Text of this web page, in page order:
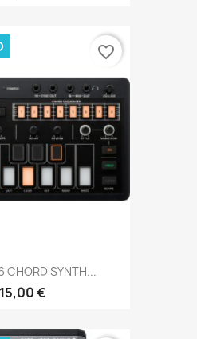
CHORD SYNTH...
€
favorite_border